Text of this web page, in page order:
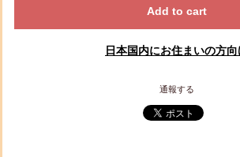
Add to cart
日本国内にお住まいの方向
通報する